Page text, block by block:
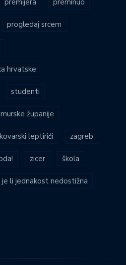
premijera preminuo
progledaj srcem
hrvatske
studenti
županije
leptirići zagreb
zicer škola
li jednakost nedostižna